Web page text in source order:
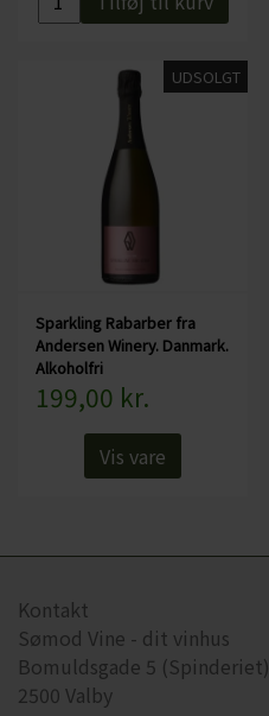
UDSOLGT
Sparkling Rabarber fra
Andersen Winery. Danmark.
Alkoholfri
199,00 kr.
Vis vare
Kontakt
Sømod Vine - dit vinhus
Bomuldsgade 5 (Spinderiet)
2500 Valby